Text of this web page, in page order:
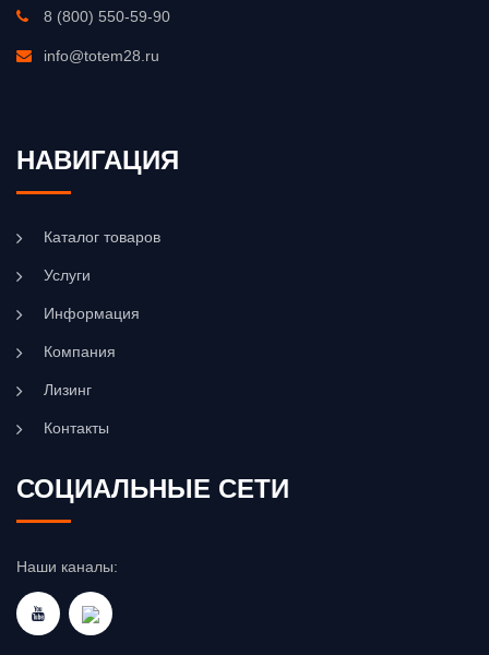
8 (800) 550-59-90
info@totem28.ru
НАВИГАЦИЯ
Каталог товаров
Услуги
Информация
Компания
Лизинг
Контакты
СОЦИАЛЬНЫЕ СЕТИ
Наши каналы: